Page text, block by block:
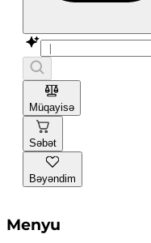
Müqayisə
Səbət
Bəyəndim
Menyu